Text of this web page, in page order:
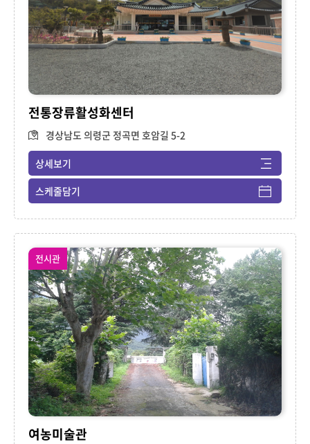
전통장류활성화센터
경상남도 의령군 정곡면 호암길 5-2
상세보기
스케줄담기
전시관
여농미술관